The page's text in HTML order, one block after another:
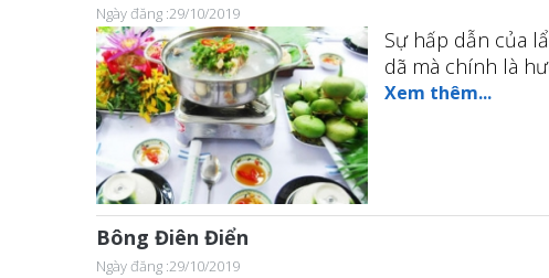
Ngày đăng :29/10/2019
Sự hấp dẫn của
dã mà chính là
Xem thêm...
Bông Điên Điển
Ngày đăng :29/10/2019